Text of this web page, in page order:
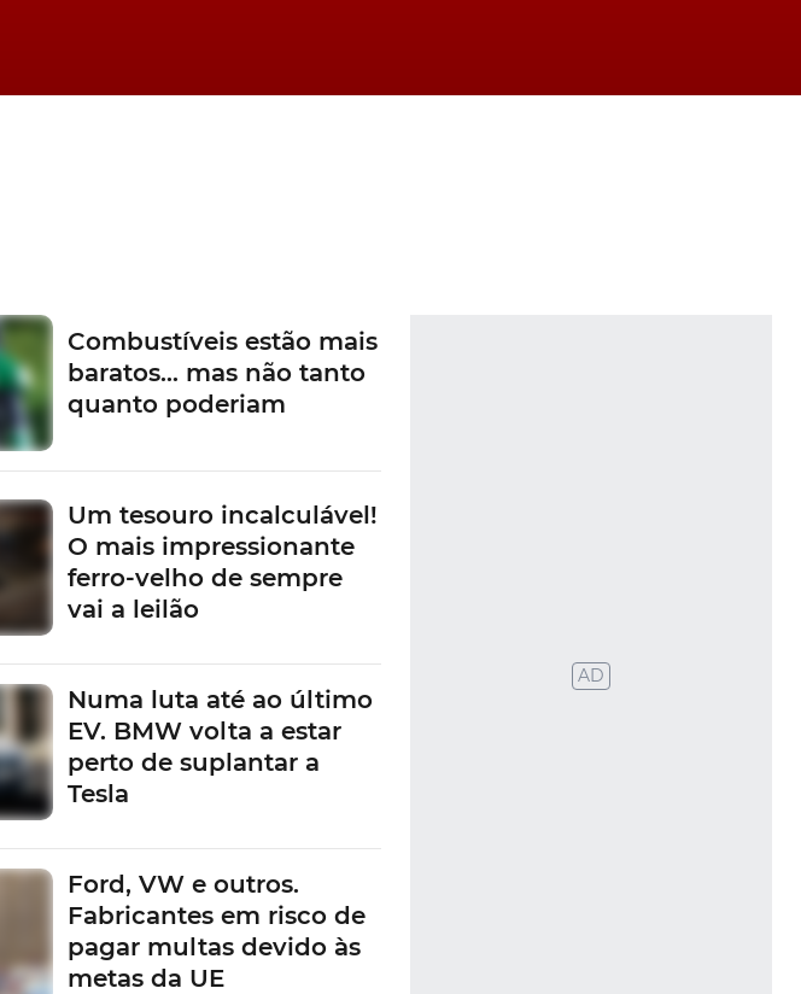
Combustíveis estão mais
baratos… mas não tanto
quanto poderiam
Um tesouro incalculável!
O mais impressionante
ferro-velho de sempre
vai a leilão
Numa luta até ao último
EV. BMW volta a estar
perto de suplantar a
Tesla
Ford, VW e outros.
Fabricantes em risco de
pagar multas devido às
metas da UE
AD